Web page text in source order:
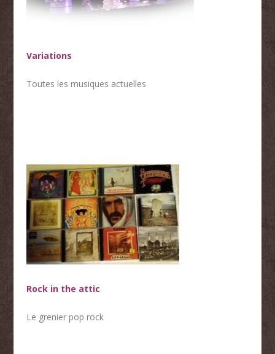
Variations
Toutes les musiques actuelles
Rock in the attic
Le grenier pop rock